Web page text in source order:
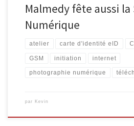
Malmedy fête aussi la
Numérique
atelier carte d'identité eID
GSM initiation internet
photographie numérique
par Kevin